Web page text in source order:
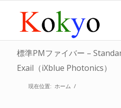
標準PMファイバー –
Exail（iXblue Photonics）
現在位置: ホーム /